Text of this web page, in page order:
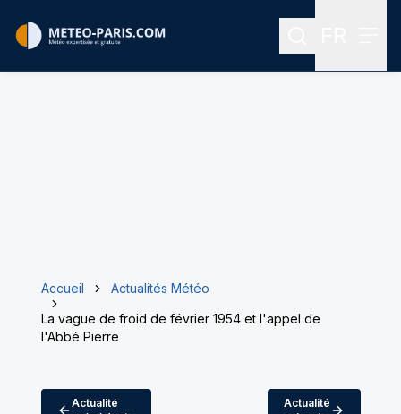
Rechercher
Accueil
Actualités Météo
La vague de froid de février 1954 et l'appel de
l'Abbé Pierre
Actualité
Actualité